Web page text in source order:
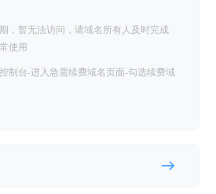
，暂无法访问，请域名所有人及时完成
使用
制台-进入急需续费域名页面-勾选续费域